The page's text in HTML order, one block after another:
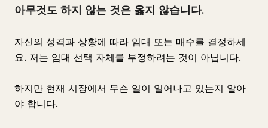
아무것도 하지 않는 것은 옳지 않습니다.
자신의 성격과 상황에 따라 임대 또는 매수를 결정하세
요. 저는 임대 선택 자체를 부정하려는 것이 아닙니다.
하지만 현재 시장에서 무슨 일이 일어나고 있는지 알아
야 합니다.